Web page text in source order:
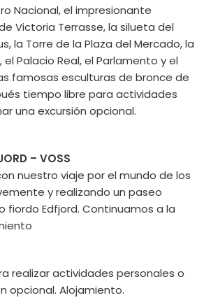
Nacional, el impresionante
Victoria Terrasse, la silueta del
la Torre de la Plaza del Mercado, la
Palacio Real, el Parlamento y el
famosas esculturas de bronce de
tiempo libre para actividades
una excursión opcional.
– VOSS
nuestro viaje por el mundo de los
y realizando un paseo
fiordo Edfjord. Continuamos a la
realizar actividades personales o
opcional. Alojamiento.